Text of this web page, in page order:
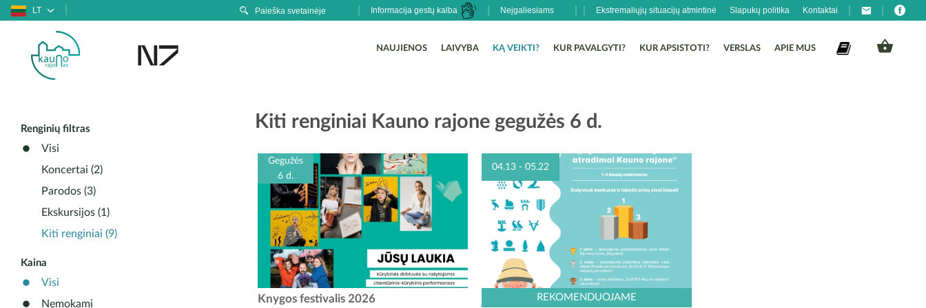
LT Ekstremaliųjų situacijų atmintinė Slapukų politika Kontaktai
Neįgaliesiams
Informacija gestų kalba
NAUJIENOS LAIVYBA KĄ VEIKTI? KUR PAVALGYTI? KUR APSISTOTI? VERSLAS APIE MUS
Renginių filtras
Visi
Koncertai (2)
Parodos (3)
Ekskursijos (1)
Kiti renginiai (9)
Kaina
Visi
Nemokami
Kiti renginiai Kauno rajone gegužės 6 d.
Gegužės
6 d.
Knygos festivalis 2026 Spaudos atgavimo, kalbos
Knygos festivalis 2026
04.13 - 05.22
Piešinių konkursas „NYKŠTUKO KELIONIJAUS
REKOMENDUOJAME